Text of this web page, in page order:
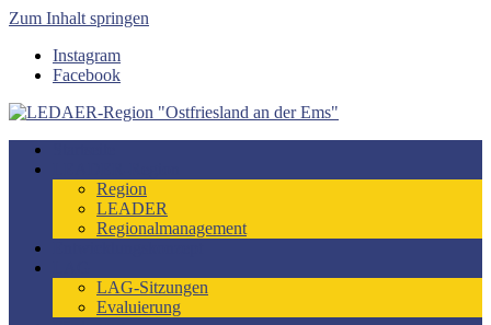
Zum Inhalt springen
Instagram
Facebook
LEDAER-Region "Ostfriesland an der Ems"
Förderzeitraum 2023-2027
Region
LEADER
Regionalmanagement
LAG-Sitzungen
Evaluierung